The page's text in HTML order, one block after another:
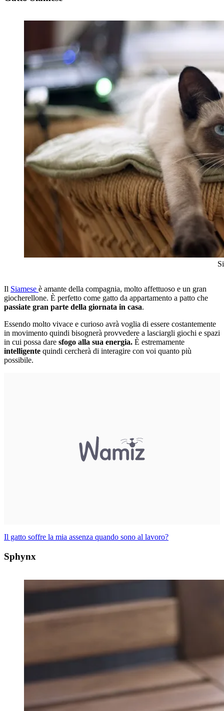
Il Siamese è amante della compagnia, molto affettuoso e un gran
giocherellone. È perfetto come gatto da appartamento a patto che
passiate gran parte della giornata in casa.
Essendo molto vivace e curioso avrà voglia di essere costantemente
in movimento quindi bisognerà provvedere a lasciargli giochi e spazi
in cui possa dare sfogo alla sua energia. È estremamente
intelligente quindi cercherà di interagire con voi quanto più
possibile.
Il gatto soffre la mia assenza quando sono al lavoro?
Sphynx